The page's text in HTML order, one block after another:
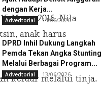
Maret 2016. Nila
anak harus
keluar melalui tinja.
dengan Kerja...
Advedtorial 14/06/2026
DPRD Inhil Dukung Langkah
Pemda Tekan Angka Stunting
Melalui Berbagai Program...
Advedtorial 13/06/2026